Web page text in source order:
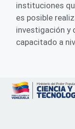
instituciones
es posible
investigación y
capacitado a